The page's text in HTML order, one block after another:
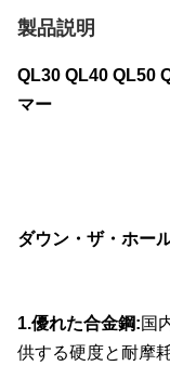
製品説明
QL30 QL40 QL50
マー
ダウン・ザ・ホー
1.優れた合金鋼:国
供する硬度と耐摩